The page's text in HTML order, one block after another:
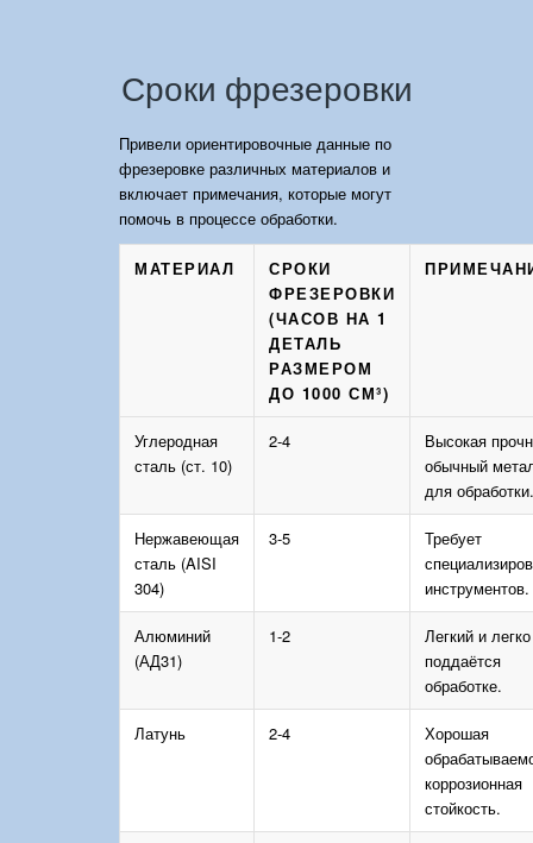
Сроки фрезеровки
Привели ориентировочные данные по
фрезеровке различных материалов и
включает примечания, которые могут
помочь в процессе обработки.
МАТЕРИАЛ
СРОКИ
ФРЕЗЕРОВКИ
(ЧАСОВ НА 1
ДЕТАЛЬ
РАЗМЕРОМ
ДО 1000 СМ³)
Углеродная
сталь (ст. 10)
2-4
Высокая
обычный
для обработки.
Нержавеющая
сталь (AISI
304)
3-5
Требует
инструментов.
Алюминий
(АД31)
1-2
Легкий и легко
поддаётся
обработке.
Латунь 2-4
Хорошая
коррозионная
стойкость.